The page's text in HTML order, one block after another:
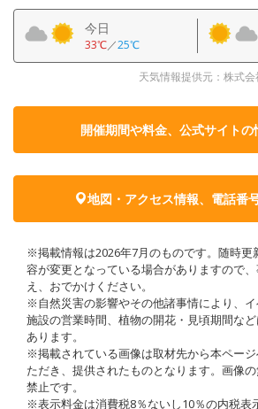
今日
33℃／25℃
天気情報提供元：株式
開催期間や料金、公式サイトの
地図・アクセス情報、電話番
※掲載情報は2026年7月のものです。随時更
容が変更となっている場合がありますので
え、おでかけください。
※自然災害の影響やその他諸事情により、イ
施設の営業時間、植物の開花・見頃期間な
あります。
※掲載されている画像は取材先から本ペー
ただき、提供されたものとなります。画像
禁止です。
※表示料金は消費税8％ないし10％の内税表